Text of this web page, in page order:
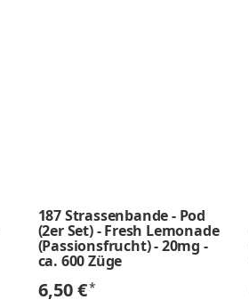
187 Strassenbande - Pod
(2er Set) - Fresh Lemonade
(Passionsfrucht) - 20mg -
ca. 600 Züge
6,50 €*